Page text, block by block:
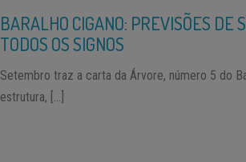
BARALHO CIGANO: PREVISÕES DE
TODOS OS SIGNOS
Setembro traz a carta da Árvore, número 5 do
estrutura, […]